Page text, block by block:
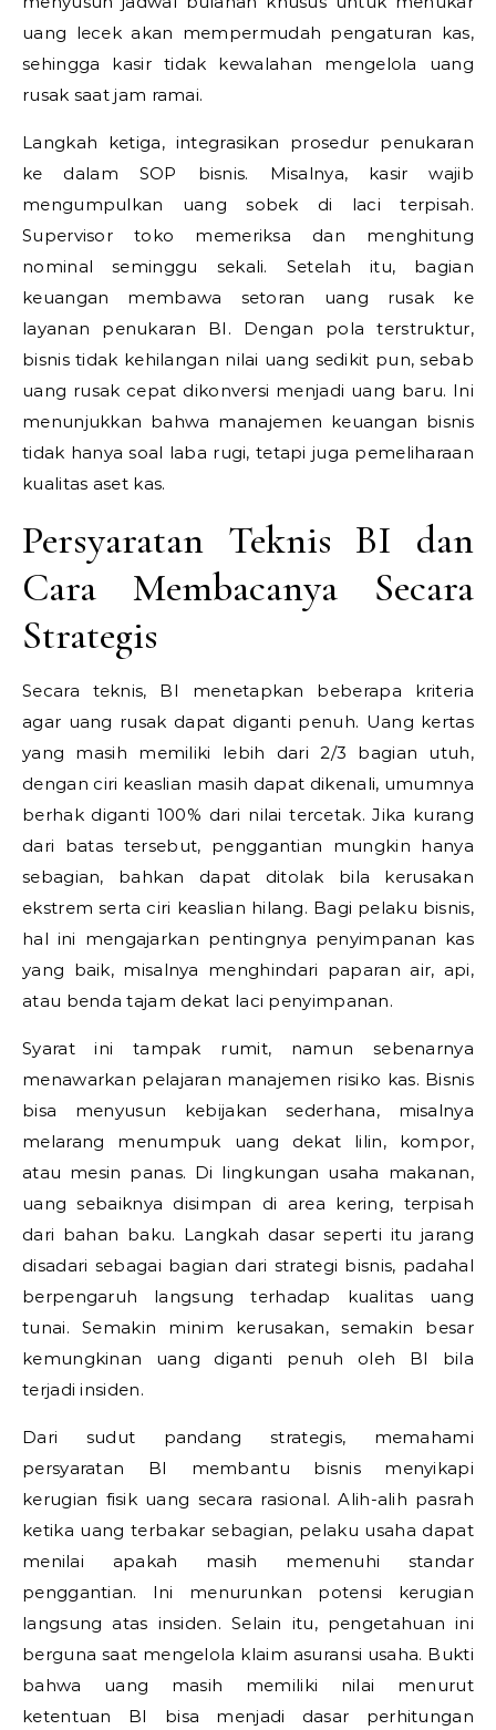
uang lecek akan mempermudah pengaturan kas,
sehingga kasir tidak kewalahan mengelola uang
rusak saat jam ramai.
Langkah ketiga, integrasikan prosedur penukaran
ke dalam SOP bisnis. Misalnya, kasir wajib
mengumpulkan uang sobek di laci terpisah.
Supervisor toko memeriksa dan menghitung
nominal seminggu sekali. Setelah itu, bagian
keuangan membawa setoran uang rusak ke
layanan penukaran BI. Dengan pola terstruktur,
bisnis tidak kehilangan nilai uang sedikit pun, sebab
uang rusak cepat dikonversi menjadi uang baru. Ini
menunjukkan bahwa manajemen keuangan bisnis
tidak hanya soal laba rugi, tetapi juga pemeliharaan
kualitas aset kas.
Persyaratan Teknis BI dan
Cara Membacanya Secara
Strategis
Secara teknis, BI menetapkan beberapa kriteria
agar uang rusak dapat diganti penuh. Uang kertas
yang masih memiliki lebih dari 2/3 bagian utuh,
dengan ciri keaslian masih dapat dikenali, umumnya
berhak diganti 100% dari nilai tercetak. Jika kurang
dari batas tersebut, penggantian mungkin hanya
sebagian, bahkan dapat ditolak bila kerusakan
ekstrem serta ciri keaslian hilang. Bagi pelaku bisnis,
hal ini mengajarkan pentingnya penyimpanan kas
yang baik, misalnya menghindari paparan air, api,
atau benda tajam dekat laci penyimpanan.
Syarat ini tampak rumit, namun sebenarnya
menawarkan pelajaran manajemen risiko kas. Bisnis
bisa menyusun kebijakan sederhana, misalnya
melarang menumpuk uang dekat lilin, kompor,
atau mesin panas. Di lingkungan usaha makanan,
uang sebaiknya disimpan di area kering, terpisah
dari bahan baku. Langkah dasar seperti itu jarang
disadari sebagai bagian dari strategi bisnis, padahal
berpengaruh langsung terhadap kualitas uang
tunai. Semakin minim kerusakan, semakin besar
kemungkinan uang diganti penuh oleh BI bila
terjadi insiden.
Dari sudut pandang strategis, memahami
persyaratan BI membantu bisnis menyikapi
kerugian fisik uang secara rasional. Alih-alih pasrah
ketika uang terbakar sebagian, pelaku usaha dapat
menilai apakah masih memenuhi standar
penggantian. Ini menurunkan potensi kerugian
langsung atas insiden. Selain itu, pengetahuan ini
berguna saat mengelola klaim asuransi usaha. Bukti
bahwa uang masih memiliki nilai menurut
ketentuan BI bisa menjadi dasar perhitungan